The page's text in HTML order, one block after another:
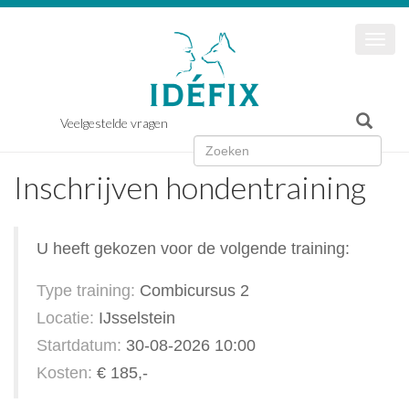
Veelgestelde vragen
Inschrijven hondentraining
U heeft gekozen voor de volgende training:
Type training: Combicursus 2
Locatie: IJsselstein
Startdatum: 30-08-2026 10:00
Kosten: € 185,-